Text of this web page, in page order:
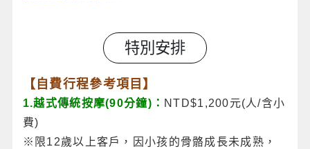
特別安排
【自費行程參考項目】
1.越式傳統按摩(90分鐘)： NTD$1,200元(人/含小
費)
※限12歲以上客戶，因小孩的骨骼成長未成熟，